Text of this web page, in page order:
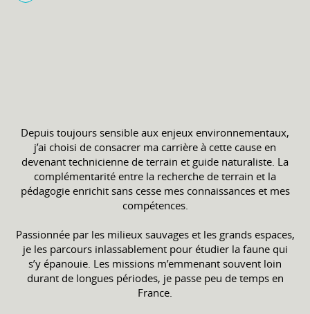
Depuis toujours sensible aux enjeux environnementaux,
j’ai choisi de consacrer ma carrière à cette cause en
devenant technicienne de terrain et guide naturaliste. La
complémentarité entre la recherche de terrain et la
pédagogie enrichit sans cesse mes connaissances et mes
compétences.
Passionnée par les milieux sauvages et les grands espaces,
je les parcours inlassablement pour étudier la faune qui
s’y épanouie. Les missions m’emmenant souvent loin
durant de longues périodes, je passe peu de temps en
France.